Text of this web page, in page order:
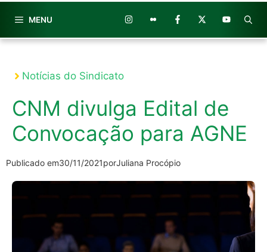
MENU
Notícias do Sindicato
CNM divulga Edital de
Convocação para AGNE
Publicado em30/11/2021porJuliana Procópio